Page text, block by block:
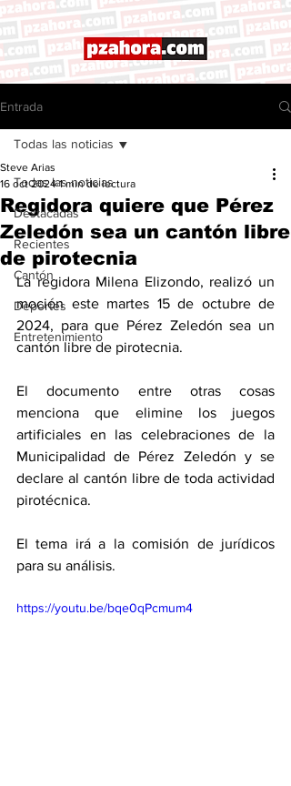
Entrada
Todas las noticias
Destacadas
Recientes
Cantón
Deportes
Entretenimiento
Todas las noticias
Regidora quiere que Pérez
Zeledón sea un cantón libre
de pirotecnia
Steve Arias
16 oct 2024 1 min de lectura
La regidora Milena Elizondo, realizó un
moción este martes 15 de octubre de
2024, para que Pérez Zeledón sea un
cantón libre de pirotecnia.
El documento entre otras cosas
menciona que elimine los juegos
artificiales en las celebraciones de la
Municipalidad de Pérez Zeledón y se
declare al cantón libre de toda actividad
pirotécnica.
El tema irá a la comisión de jurídicos
para su análisis.
https://youtu.be/bqe0qPcmum4